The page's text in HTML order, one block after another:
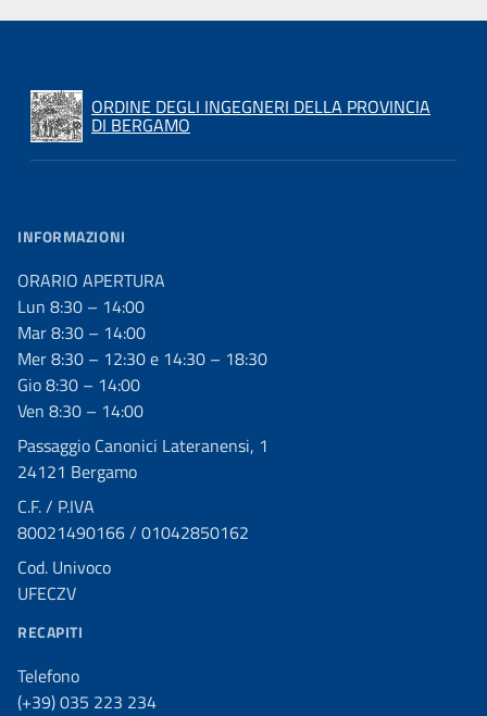
ORDINE DEGLI INGEGNERI DELLA PROVINCIA
DI BERGAMO
INFORMAZIONI
ORARIO APERTURA
Lun 8:30 – 14:00
Mar 8:30 – 14:00
Mer 8:30 – 12:30 e 14:30 – 18:30
Gio 8:30 – 14:00
Ven 8:30 – 14:00
Passaggio Canonici Lateranensi, 1
24121 Bergamo
C.F. / P.IVA
80021490166 / 01042850162
Cod. Univoco
UFECZV
RECAPITI
Telefono
(+39) 035 223 234